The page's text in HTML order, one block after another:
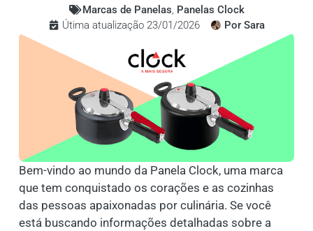
Marcas de Panelas, Panelas Clock
Útima atualização 23/01/2026
PorSara
Bem-vindo ao mundo da Panela Clock, uma marca
que tem conquistado os corações e as cozinhas
das pessoas apaixonadas por culinária. Se você
está buscando informações detalhadas sobre a